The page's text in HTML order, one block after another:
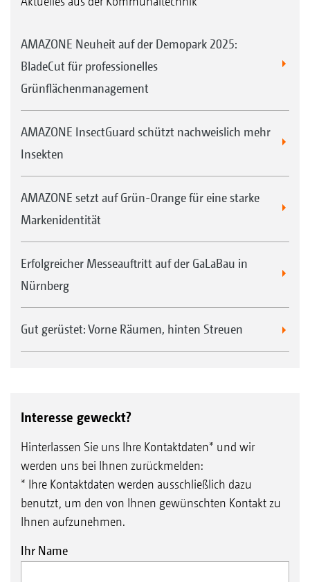
AMAZONE Neuheit auf der Demopark 2025:
BladeCut für professionelles
Grünflächenmanagement
AMAZONE InsectGuard schützt nachweislich mehr
Insekten
AMAZONE setzt auf Grün-Orange für eine starke
Markenidentität
Erfolgreicher Messeauftritt auf der GaLaBau in
Nürnberg
Gut gerüstet: Vorne Räumen, hinten Streuen
Interesse geweckt?
Hinterlassen Sie uns Ihre Kontaktdaten* und wir
werden uns bei Ihnen zurückmelden:
* Ihre Kontaktdaten werden ausschließlich dazu
benutzt, um den von Ihnen gewünschten Kontakt zu
Ihnen aufzunehmen.
Ihr Name